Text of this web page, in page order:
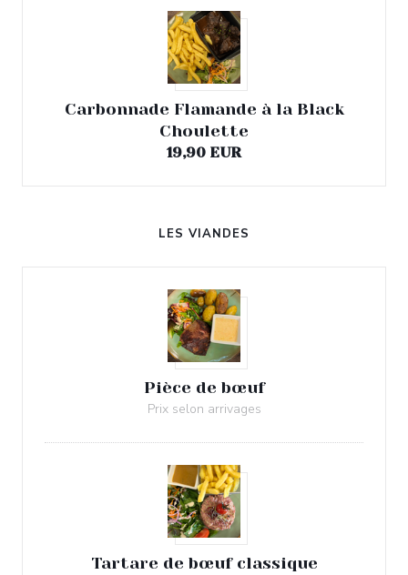
Carbonnade Flamande à la Black
Choulette
19,90 EUR
LES VIANDES
Pièce de bœuf
Prix selon arrivages
Tartare de bœuf classique